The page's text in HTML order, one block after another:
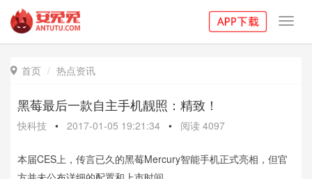
 首页 热点资讯
黑莓最后一款自主手机靓照：精致！
快科技 • 2017-01-05 19:21:34 • 阅读 4097
本届CES上，传言已久的黑莓Mercury智能手机正式亮相，但官